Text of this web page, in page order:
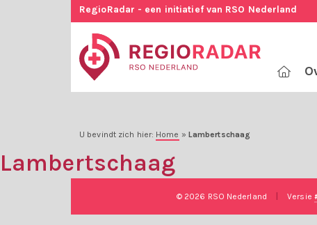
RegioRadar - een initiatief van RSO Nederland
U bevindt zich hier: Home » Lambertschaag
Lambertschaag
© 2026 RSO Nederland Versie